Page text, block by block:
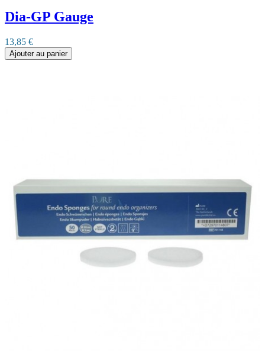
Dia-GP Gauge
13,85 €
Ajouter au panier